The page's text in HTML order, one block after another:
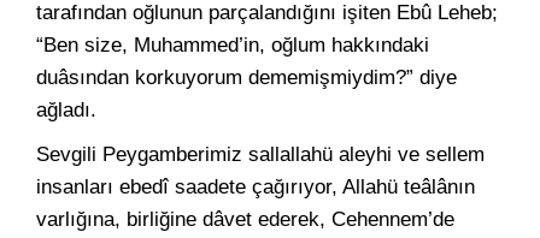
tarafından oğlunun parçalandığını işiten Ebû Leheb;
“Ben size, Muhammed’in, oğlum hakkındaki
duâsından korkuyorum dememişmiydim?” diye
ağladı.
Sevgili Peygamberimiz sallallahü aleyhi ve sellem
insanları ebedî saadete çağırıyor, Allahü teâlânın
varlığına, birliğine dâvet ederek, Cehennem’de